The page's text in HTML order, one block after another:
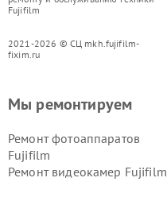
Fujifilm
2021-2026 © СЦ mkh.fujifilm-
fixim.ru
Мы ремонтируем
Ремонт фотоаппаратов
Fujifilm
Ремонт видеокамер Fujifilm